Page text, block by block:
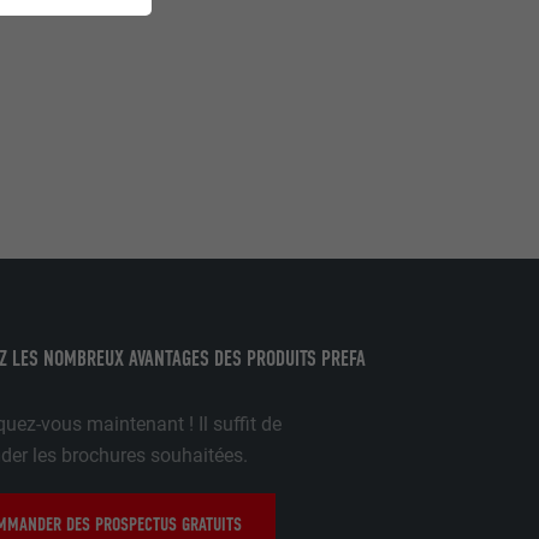
LES NOMBREUX AVANTAGES DES PRODUITS PREFA
vous maintenant ! Il suffit de
les brochures souhaitées.
DES PROSPECTUS GRATUITS
les
cela les